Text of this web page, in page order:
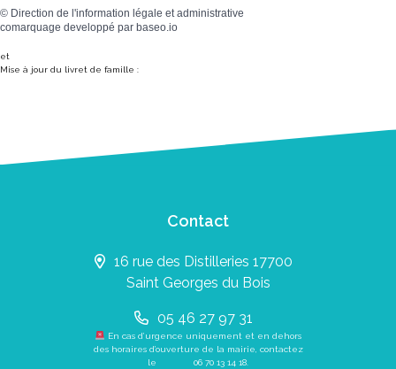
© Direction de l'information légale et administrative
comarquage developpé par baseo.io
et
Mise à jour du livret de famille :
Contact
16 rue des Distilleries 17700
Saint Georges du Bois
05 46 27 97 31
En cas d’urgence uniquement et en dehors
des horaires d’ouverture de la mairie, contactez
le 06 70 13 14 18